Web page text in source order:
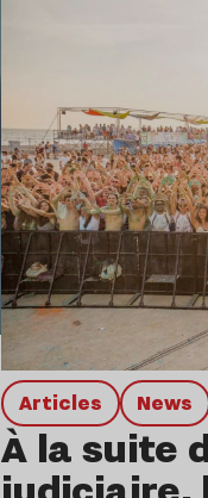
Articles news
À la suite